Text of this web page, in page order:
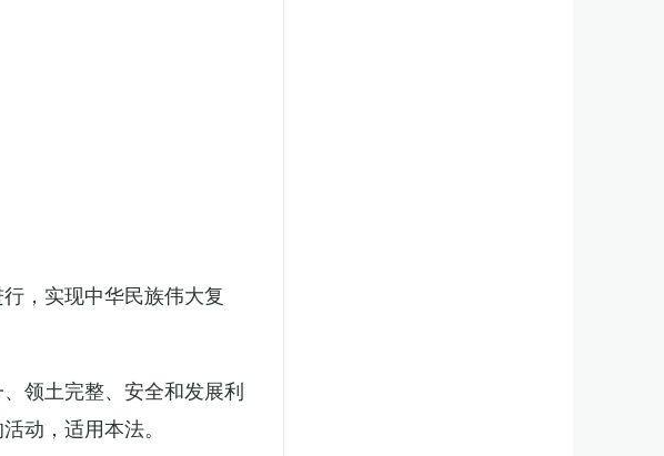
，实现中华民族伟大复
领土完整、安全和发展利
动，适用本法。